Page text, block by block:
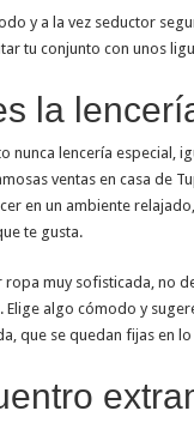
y a la vez seductor
tu conjunto con unos
la
nunca lencería especial,
ventas en casa de
en un ambiente
te gusta.
ropa muy sofisticada, no
algo cómodo y
que se quedan fijas en